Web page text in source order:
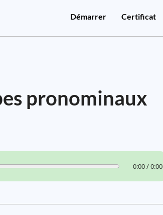
Démarrer Certificat
pronominaux
0:00 / 0:00